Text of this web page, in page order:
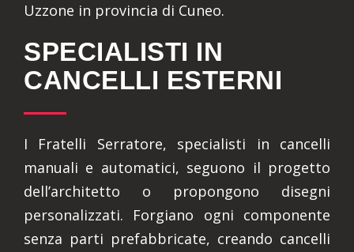
Uzzone in provincia di Cuneo.
SPECIALISTI IN
CANCELLI ESTERNI
I Fratelli Serratore, specialisti in cancelli
manuali e automatici, seguono il progetto
dell’architetto o propongono disegni
personalizzati. Forgiano ogni componente
senza parti prefabbricate, creando cancelli